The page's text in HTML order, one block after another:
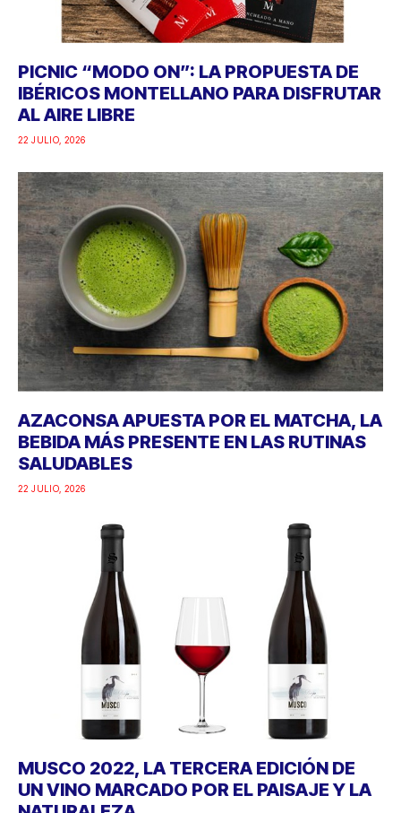
PICNIC “MODO ON”: LA PROPUESTA DE
IBÉRICOS MONTELLANO PARA DISFRUTAR
AL AIRE LIBRE
22 JULIO, 2026
AZACONSA APUESTA POR EL MATCHA, LA
BEBIDA MÁS PRESENTE EN LAS RUTINAS
SALUDABLES
22 JULIO, 2026
MUSCO 2022, LA TERCERA EDICIÓN DE
UN VINO MARCADO POR EL PAISAJE Y LA